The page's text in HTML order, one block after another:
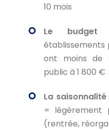
10 mois
Le budget
établissements
ont moins de
public à 1 800 €
La saisonnalité
= légèrement
(rentrée,